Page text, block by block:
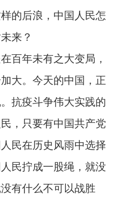
的后浪，中国人民怎
来？
年未有之大变局，
大。今天的中国，正
抗疫斗争伟大实践的
，只要有中国共产党
民在历史风雨中选择
民拧成一股绳，就没
有什么不可以战胜